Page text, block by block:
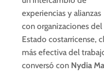
experiencias y alianzas
con organizaciones del
Estado costarricense,
más efectiva del
conversó con Nydia